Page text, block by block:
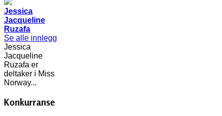
Jessica
Jacqueline
Ruzafa
Se alle innlegg
Jessica
Jacqueline
Ruzafa er
deltaker i Miss
Norway...
Konkurranse